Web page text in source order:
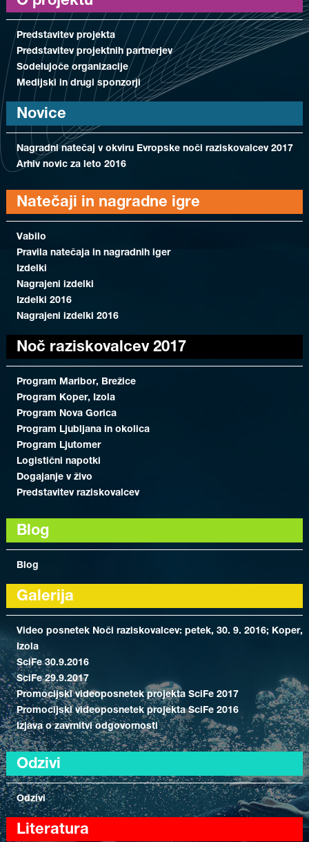
Predstavitev projekta
Predstavitev projektnih partnerjev
Sodelujoče organizacije
Medijski in drugi sponzorji
Novice
Nagradni natečaj v okviru Evropske noči raziskovalcev 2017
Arhiv novic za leto 2016
Natečaji in nagradne igre
Vabilo
Pravila natečaja in nagradnih iger
Izdelki
Nagrajeni izdelki
Izdelki 2016
Nagrajeni izdelki 2016
Noč raziskovalcev 2017
Program Maribor, Brežice
Program Koper, Izola
Program Nova Gorica
Program Ljubljana in okolica
Program Ljutomer
Logistični napotki
Dogajanje v živo
Predstavitev raziskovalcev
Blog
Blog
Galerija
Video posnetek Noči raziskovalcev: petek, 30. 9. 2016; Koper,
Izola
SciFe 30.9.2016
SciFe 29.9.2017
Promocijski videoposnetek projekta SciFe 2017
Promocijski videoposnetek projekta SciFe 2016
Izjava o zavrnitvi odgovornosti
Odzivi
Odzivi
Literatura